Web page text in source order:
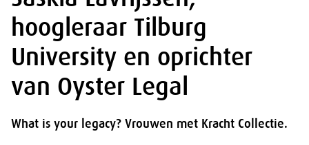
hoogleraar Tilburg
University en oprichter
van Oyster Legal
What is your legacy? Vrouwen met Kracht Collectie.